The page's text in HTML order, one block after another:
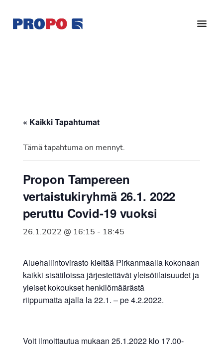
pääsisältöön
alatunnisteeseen
Ry
vuonna
Suomen
Syöpäyhdistyksen
jäsenjärjestö.
« Kaikki Tapahtumat
Tämä tapahtuma on mennyt.
Propon Tampereen
vertaistukiryhmä 26.1. 2022
peruttu Covid-19 vuoksi
26.1.2022 @ 16:15 - 18:45
Aluehallintovirasto kieltää Pirkanmaalla kokonaan
kaikki sisätiloissa järjestettävät yleisötilaisuudet ja
yleiset kokoukset henkilömäärästä
riippumatta ajalla la 22.1. – pe 4.2.2022.
Voit ilmoittautua mukaan 25.1.2022 klo 17.00-